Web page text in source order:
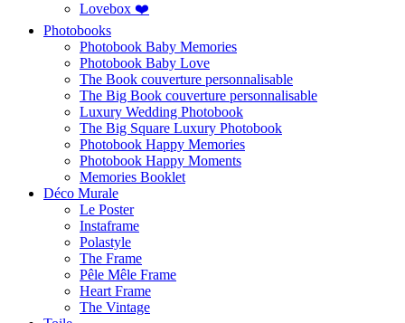
Lovebox ❤️
Photobooks
Photobook Baby Memories
Photobook Baby Love
The Book couverture personnalisable
The Big Book couverture personnalisable
Luxury Wedding Photobook
The Big Square Luxury Photobook
Photobook Happy Memories
Photobook Happy Moments
Memories Booklet
Déco Murale
Le Poster
Instaframe
Polastyle
The Frame
Pêle Mêle Frame
Heart Frame
The Vintage